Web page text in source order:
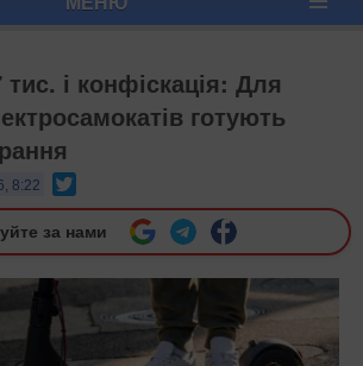
і конфіскація: Для
готують
8:22
за нами